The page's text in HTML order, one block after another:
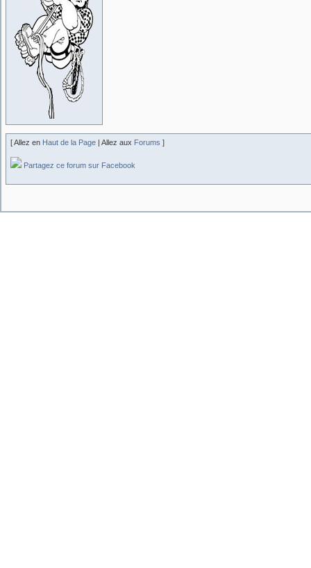
[ Allez en Haut de la Page | Allez aux Forums ]
Partagez ce forum sur Facebook